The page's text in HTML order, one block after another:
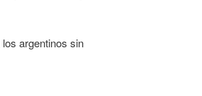
argentinos sin